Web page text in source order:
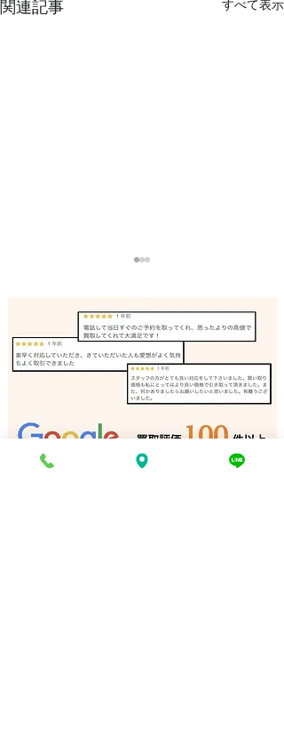
関連記事 すべて表示
バンドソー 買取 相生市｜
姫路の買取専門店